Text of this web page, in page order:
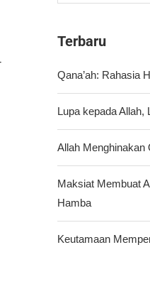
Terbaru
Qana’ah: Rahasia
Lupa kepada Allah,
Allah Menghinakan
Maksiat Membuat
Hamba
Keutamaan